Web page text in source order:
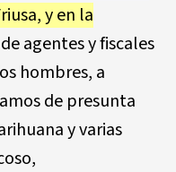
y en la
agentes y fiscales
hombres, a
de presunta
y varias